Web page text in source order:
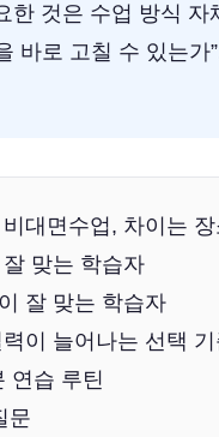
한 것은 수업 방식 자
바로 고칠 수 있는가
대면수업, 차이는
맞는 학습자
잘 맞는 학습자
이 늘어나는 선택 기
연습 루틴
문